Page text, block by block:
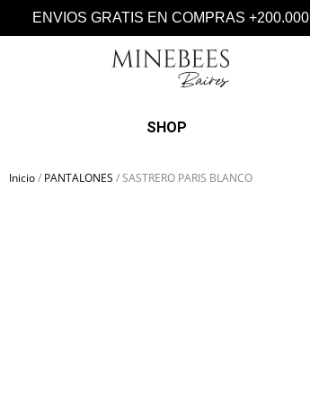
al
ENVIOS GRATIS EN COMPRAS +200.000
SHOP
Inicio/ PANTALONES / SASTRERO PARIS BLANCO